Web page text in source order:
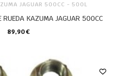
JAGUAR 500CC - 500L
RUEDA KAZUMA JAGUAR 500CC
89,90 €
CARRO